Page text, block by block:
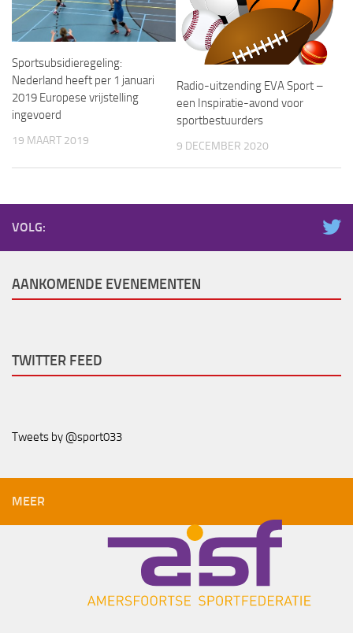
Sportsubsidieregeling:
Nederland heeft per 1 januari
2019 Europese vrijstelling
ingevoerd
19 MAART 2019
Radio-uitzending EVA Sport –
een Inspiratie-avond voor
sportbestuurders
9 DECEMBER 2020
VOLG:
AANKOMENDE EVENEMENTEN
TWITTER FEED
Tweets by @sport033
MEER